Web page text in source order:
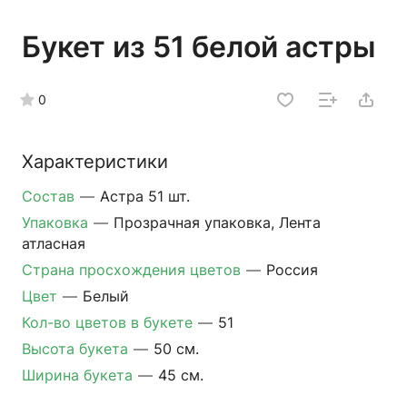
Букет из 51 белой астры
0
Характеристики
Состав — Астра 51 шт.
Упаковка — Прозрачная упаковка, Лента
атласная
Страна просхождения цветов — Россия
Цвет — Белый
Кол-во цветов в букете — 51
Высота букета — 50 см.
Ширина букета — 45 см.